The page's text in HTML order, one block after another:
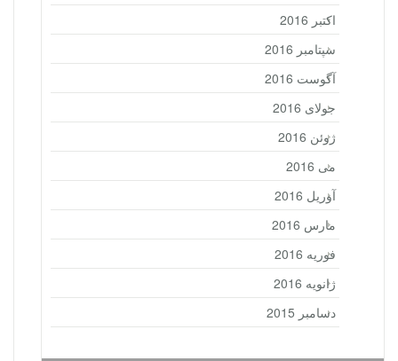
اکتبر 2016
سپتامبر 2016
آگوست 2016
جولای 2016
ژوئن 2016
می 2016
آوریل 2016
مارس 2016
فوریه 2016
ژانویه 2016
دسامبر 2015